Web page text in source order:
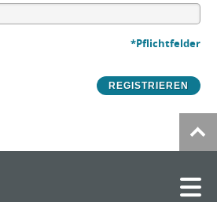
*Pflichtfelder